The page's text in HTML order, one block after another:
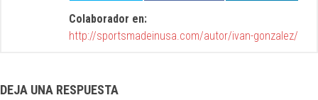
Colaborador en:
http://sportsmadeinusa.com/autor/ivan-gonzalez/
DEJA UNA RESPUESTA